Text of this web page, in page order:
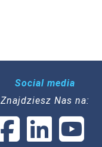
Social media
Znajdziesz Nas na: